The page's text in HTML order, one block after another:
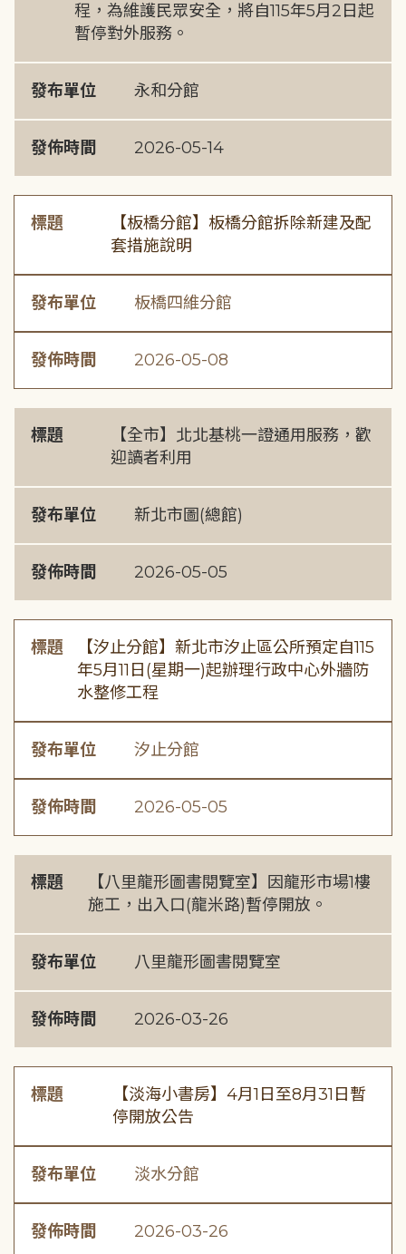
程，為維護民眾安全，將自115年5月2日起
暫停對外服務。
發布單位 永和分館
發佈時間 2026-05-14
標題
【板橋分館】板橋分館拆除新建及配
套措施說明
發布單位 板橋四維分館
發佈時間 2026-05-08
標題
【全市】北北基桃一證通用服務，歡
迎讀者利用
發布單位 新北市圖(總館)
發佈時間 2026-05-05
標題
【汐止分館】新北市汐止區公所預定自115
年5月11日(星期一)起辦理行政中心外牆防
水整修工程
發布單位 汐止分館
發佈時間 2026-05-05
標題
【八里龍形圖書閱覽室】因龍形市場1樓
施工，出入口(龍米路)暫停開放。
發布單位 八里龍形圖書閱覽室
發佈時間 2026-03-26
標題
【淡海小書房】4月1日至8月31日暫
停開放公告
發布單位 淡水分館
發佈時間 2026-03-26